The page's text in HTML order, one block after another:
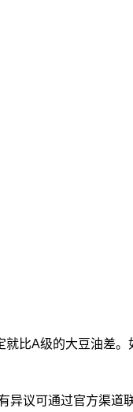
比A级的大豆油差
议可通过官方渠道